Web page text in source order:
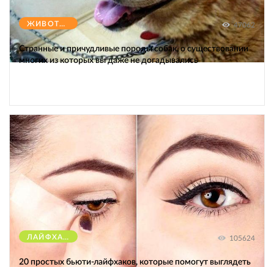
ЖИВОТНЫЕ 47062
Странные и причудливые породы собак, о существовании
многих из которых вы даже не догадывались
ЛАЙФХАКИ 105624
20 простых бьюти-лайфхаков, которые помогут выглядеть